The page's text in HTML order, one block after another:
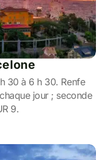
30 à 6 h 30. Renfe
jour ; seconde
9.